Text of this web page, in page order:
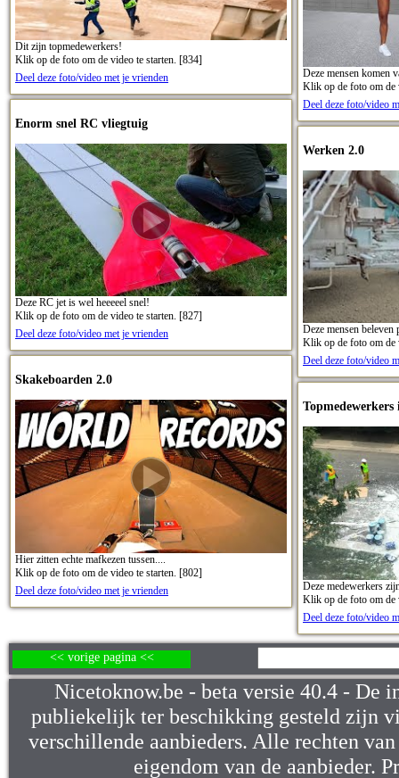
Dit zijn topmedewerkers!
Klik op de foto om de video te starten. [834]
Deel deze foto/video met je vrienden
Enorm snel RC vliegtuig
Deze RC jet is wel heeeeel snel!
Klik op de foto om de video te starten. [827]
Deel deze foto/video met je vrienden
Skakeboarden 2.0
Hier zitten echte mafkezen tussen....
Klik op de foto om de video te starten. [802]
Deel deze foto/video met je vrienden
Deze mensen komen
Klik op de foto om de
Deel deze foto/video
Werken 2.0
Deze mensen
Klik op de foto om de
Deel deze foto/video
Topmedewerkers
Deze medewerkers
Klik op de foto om de
Deel deze foto/video
<< vorige pagina <<
Nicetoknow.be - beta versie 40.4 - De
publiekelijk ter beschikking gesteld zijn
verschillende aanbieders. Alle rechten
eigendom van de aanbieder.